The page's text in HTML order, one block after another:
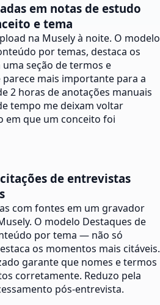
em notas de estudo
e tema
na Musely à noite. O modelo
por temas, destaca os
seção de termos e
mais importante para a
2 horas de anotações manuais
tempo me deixam voltar
em que um conceito foi
de entrevistas
com fontes em um gravador
O modelo Destaques de
por tema — não só
os momentos mais citáveis.
garante que nomes e termos
corretamente. Reduzo pela
pós-entrevista.